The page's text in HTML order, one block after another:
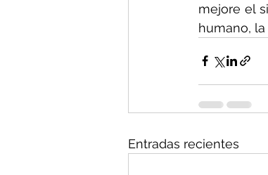
mejore el
humano,
Entradas recientes